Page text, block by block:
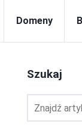
Domeny
Szukaj